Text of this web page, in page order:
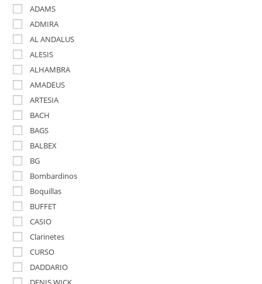
ADAMS
ADMIRA
AL ANDALUS
ALESIS
ALHAMBRA
AMADEUS
ARTESIA
BACH
BAGS
BALBEX
BG
Bombardinos
Boquillas
BUFFET
CASIO
Clarinetes
CURSO
DADDARIO